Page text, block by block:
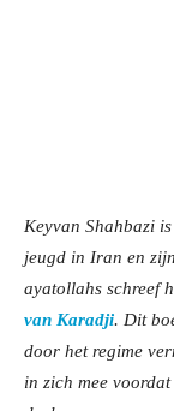
Keyvan Shahbazi
jeugd in Iran en
ayatollahs schreef
van Karadji. Dit
door het regime
in zich mee